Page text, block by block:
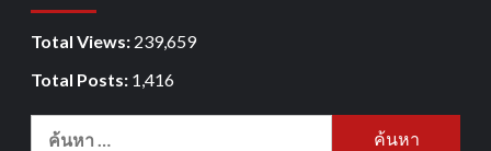
Total Views: 239,659
Total Posts: 1,416